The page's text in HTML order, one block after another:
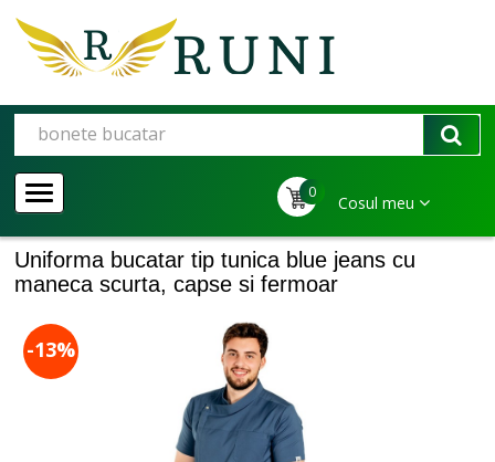
0
Cosul meu
Uniforma bucatar tip tunica blue jeans cu
maneca scurta, capse si fermoar
-13%